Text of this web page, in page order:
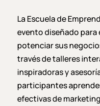
La Escuela de
evento diseñado
potenciar sus
través de talleres
inspiradoras y
participantes
efectivas de